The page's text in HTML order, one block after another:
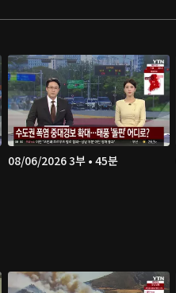
08/06/2026 3부 • 45분